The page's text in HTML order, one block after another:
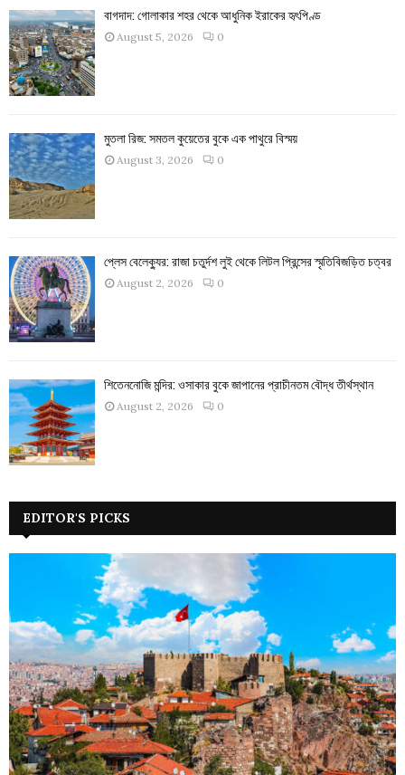
বাগদাদ: গোলাকার শহর থেকে আধুনিক ইরাকের হৃৎপিণ্ড
August 5, 2026 0
মুতলা রিজ: সমতল কুয়েতের বুকে এক পাথুরে বিস্ময়
August 3, 2026 0
প্লেস বেলেক্যুর: রাজা চতুর্দশ লুই থেকে লিটল প্রিন্সের স্মৃতিবিজড়িত চত্বর
August 2, 2026 0
শিতেননোজি মন্দির: ওসাকার বুকে জাপানের প্রাচীনতম বৌদ্ধ তীর্থস্থান
August 2, 2026 0
EDITOR'S PICKS